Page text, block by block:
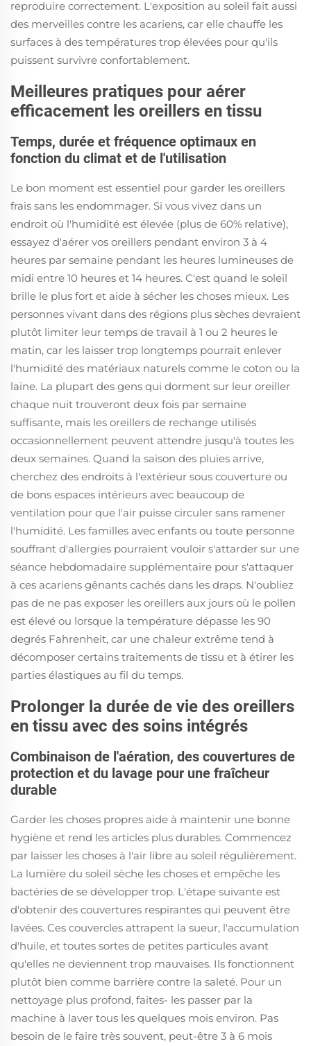
reproduire correctement. L'exposition au soleil fait aussi
des merveilles contre les acariens, car elle chauffe les
surfaces à des températures trop élevées pour qu'ils
puissent survivre confortablement.
Meilleures pratiques pour aérer
efficacement les oreillers en tissu
Temps, durée et fréquence optimaux en
fonction du climat et de l'utilisation
Le bon moment est essentiel pour garder les oreillers
frais sans les endommager. Si vous vivez dans un
endroit où l'humidité est élevée (plus de 60% relative),
essayez d'aérer vos oreillers pendant environ 3 à 4
heures par semaine pendant les heures lumineuses de
midi entre 10 heures et 14 heures. C'est quand le soleil
brille le plus fort et aide à sécher les choses mieux. Les
personnes vivant dans des régions plus sèches devraient
plutôt limiter leur temps de travail à 1 ou 2 heures le
matin, car les laisser trop longtemps pourrait enlever
l'humidité des matériaux naturels comme le coton ou la
laine. La plupart des gens qui dorment sur leur oreiller
chaque nuit trouveront deux fois par semaine
suffisante, mais les oreillers de rechange utilisés
occasionnellement peuvent attendre jusqu'à toutes les
deux semaines. Quand la saison des pluies arrive,
cherchez des endroits à l'extérieur sous couverture ou
de bons espaces intérieurs avec beaucoup de
ventilation pour que l'air puisse circuler sans ramener
l'humidité. Les familles avec enfants ou toute personne
souffrant d'allergies pourraient vouloir s'attarder sur une
séance hebdomadaire supplémentaire pour s'attaquer
à ces acariens gênants cachés dans les draps. N'oubliez
pas de ne pas exposer les oreillers aux jours où le pollen
est élevé ou lorsque la température dépasse les 90
degrés Fahrenheit, car une chaleur extrême tend à
décomposer certains traitements de tissu et à étirer les
parties élastiques au fil du temps.
Prolonger la durée de vie des oreillers
en tissu avec des soins intégrés
Combinaison de l'aération, des couvertures de
protection et du lavage pour une fraîcheur
durable
Garder les choses propres aide à maintenir une bonne
hygiène et rend les articles plus durables. Commencez
par laisser les choses à l'air libre au soleil régulièrement.
La lumière du soleil sèche les choses et empêche les
bactéries de se développer trop. L'étape suivante est
d'obtenir des couvertures respirantes qui peuvent être
lavées. Ces couvercles attrapent la sueur, l'accumulation
d'huile, et toutes sortes de petites particules avant
qu'elles ne deviennent trop mauvaises. Ils fonctionnent
plutôt bien comme barrière contre la saleté. Pour un
nettoyage plus profond, faites- les passer par la
machine à laver tous les quelques mois environ. Pas
besoin de le faire très souvent, peut-être 3 à 6 mois